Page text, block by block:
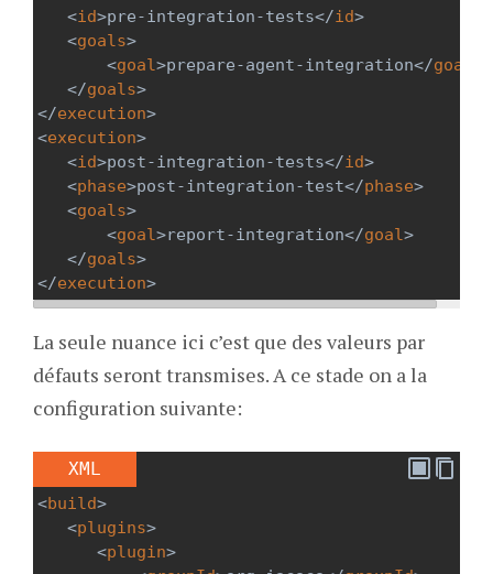
<id>pre-integration-tests</id>
<goals>
<goal>prepare-agent-integration</goal
</goals>
</execution>
<execution>
<id>post-integration-tests</id>
<phase>post-integration-test</phase>
<goals>
<goal>report-integration</goal>
</goals>
</execution>
La seule nuance ici c’est que des valeurs par
défauts seront transmises. A ce stade on a la
configuration suivante:
XML
<build>
<plugins>
<plugin>